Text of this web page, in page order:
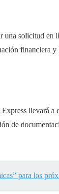
una solicitud en
financiera y
Express llevará a
de
para los